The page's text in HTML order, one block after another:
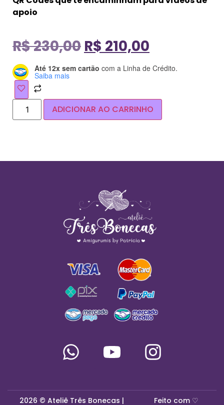
apoio
R$230,00 R$ 210,00
Até 12x sem cartão com a Linha de Crédito.
Saiba mais
ADICIONAR AO CARRINHO
2026 © Ateliê Três Bonecas | Feito com ♡